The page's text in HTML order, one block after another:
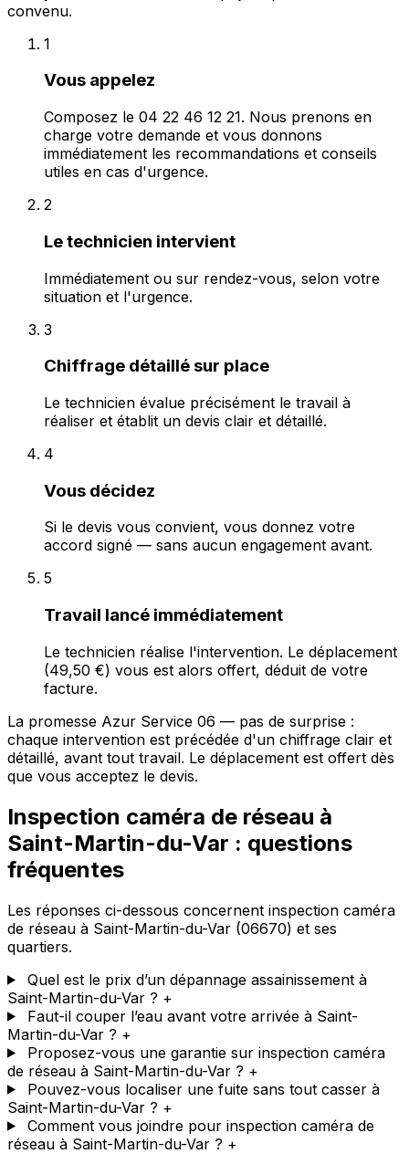
convenu.
1
Vous appelez
Composez le 04 22 46 12 21. Nous prenons en
charge votre demande et vous donnons
immédiatement les recommandations et conseils
utiles en cas d'urgence.
2
Le technicien intervient
Immédiatement ou sur rendez-vous, selon votre
situation et l'urgence.
3
Chiffrage détaillé sur place
Le technicien évalue précisément le travail à
réaliser et établit un devis clair et détaillé.
4
Vous décidez
Si le devis vous convient, vous donnez votre
accord signé — sans aucun engagement avant.
5
Travail lancé immédiatement
Le technicien réalise l'intervention. Le déplacement
(49,50 €) vous est alors offert, déduit de votre
facture.
La promesse Azur Service 06 — pas de surprise :
chaque intervention est précédée d'un chiffrage clair et
détaillé, avant tout travail. Le déplacement est offert dès
que vous acceptez le devis.
Inspection caméra de réseau à
Saint-Martin-du-Var : questions
fréquentes
Les réponses ci-dessous concernent inspection caméra
de réseau à Saint-Martin-du-Var (06670) et ses
quartiers.
Quel est le prix d’un dépannage assainissement à
Saint-Martin-du-Var ? +
Faut-il couper l’eau avant votre arrivée à Saint-
Martin-du-Var ? +
Proposez-vous une garantie sur inspection caméra
de réseau à Saint-Martin-du-Var ? +
Pouvez-vous localiser une fuite sans tout casser à
Saint-Martin-du-Var ? +
Comment vous joindre pour inspection caméra de
réseau à Saint-Martin-du-Var ? +